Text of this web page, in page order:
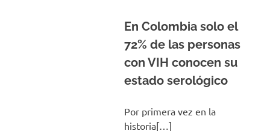
En Colombia solo el
72% de las personas
con VIH conocen su
estado serológico
Por primera vez en la
historia[…]